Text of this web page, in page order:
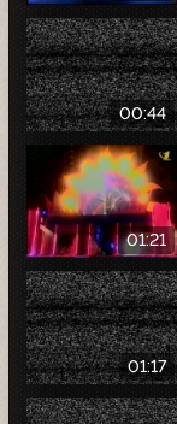
00:44
01:21
01:17